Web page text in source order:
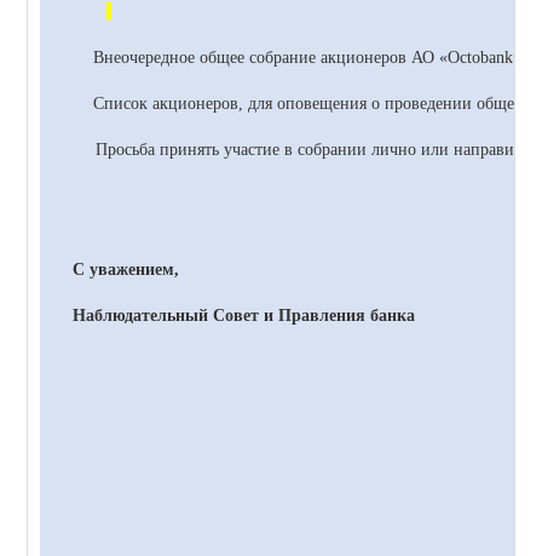
Внеочередное общее собрание акционеров АО «Octobank»
Список акционеров, для оповещения о проведении общего
Просьба принять участие в собрании лично или
С уважением,
Наблюдательный Совет и Правления банка